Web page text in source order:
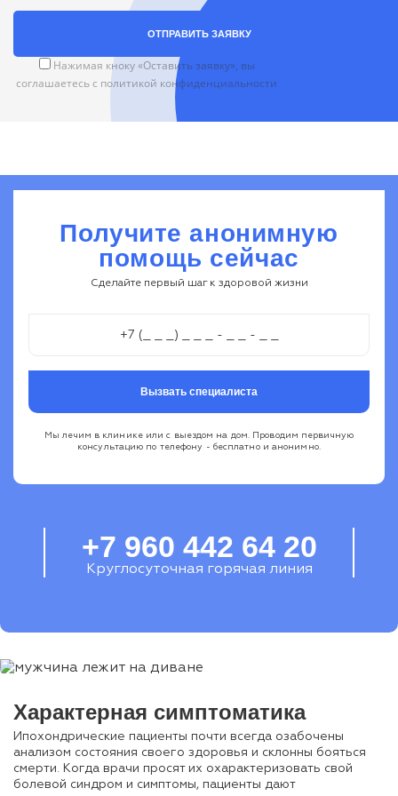
ОТПРАВИТЬ ЗАЯВКУ
Нажимая кноку «Оставить заявку», вы
соглашаетесь с политикой конфиденциальности
Получите анонимную
помощь сейчас
Сделайте первый шаг к здоровой жизни
Вызвать специалиста
Мы лечим в клинике или с выездом на дом. Проводим первичную
консультацию по телефону - бесплатно и анонимно.
+7 960 442 64 20
Круглосуточная горячая линия
Характерная симптоматика
Ипохондрические пациенты почти всегда озабочены
анализом состояния своего здоровья и склонны бояться
смерти. Когда врачи просят их охарактеризовать свой
болевой синдром и симптомы, пациенты дают